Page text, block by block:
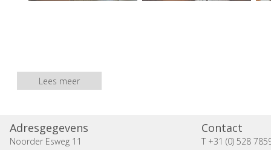
Lees meer
Adresgegevens
Noorder Esweg 11
Contact
T +31 (0) 528